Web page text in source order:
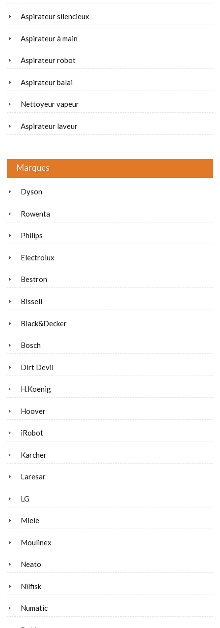
Aspirateur silencieux
Aspirateur à main
Aspirateur robot
Aspirateur balai
Nettoyeur vapeur
Aspirateur laveur
Marques
Dyson
Rowenta
Philips
Electrolux
Bestron
Bissell
Black&Decker
Bosch
Dirt Devil
H.Koenig
Hoover
iRobot
Karcher
Laresar
LG
Miele
Moulinex
Neato
Nilfisk
Numatic